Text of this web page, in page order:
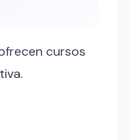
cursos